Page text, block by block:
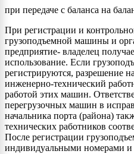
при передаче с баланса на
При регистрации и
грузоподъемной машины и
предприятие- владелец
использование. Если
регистрируются, разрешение
инженерно-технический
работой этих машин.
перегрузочных машин в
начальника порта (района)
технических работников
После регистрации
индивидуальными номерами и